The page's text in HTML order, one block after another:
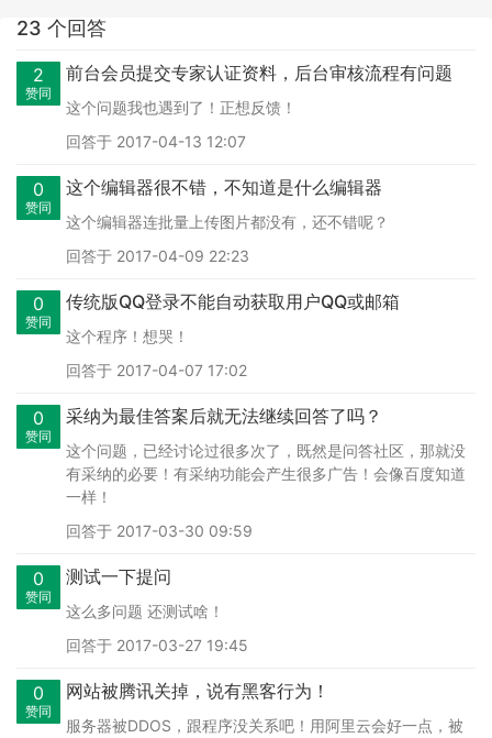
23 个回答
2
赞同
前台会员提交专家认证资料，后台审核流程有问题
这个问题我也遇到了！正想反馈！
回答于 2017-04-13 12:07
0
赞同
这个编辑器很不错，不知道是什么编辑器
这个编辑器连批量上传图片都没有，还不错呢？
回答于 2017-04-09 22:23
0
赞同
传统版QQ登录不能自动获取用户QQ或邮箱
这个程序！想哭！
回答于 2017-04-07 17:02
0
赞同
采纳为最佳答案后就无法继续回答了吗？
这个问题，已经讨论过很多次了，既然是问答社区，那就没
有采纳的必要！有采纳功能会产生很多广告！会像百度知道
一样！
回答于 2017-03-30 09:59
0
赞同
测试一下提问
这么多问题 还测试啥！
回答于 2017-03-27 19:45
0
赞同
网站被腾讯关掉，说有黑客行为！
服务器被DDOS，跟程序没关系吧！用阿里云会好一点，被